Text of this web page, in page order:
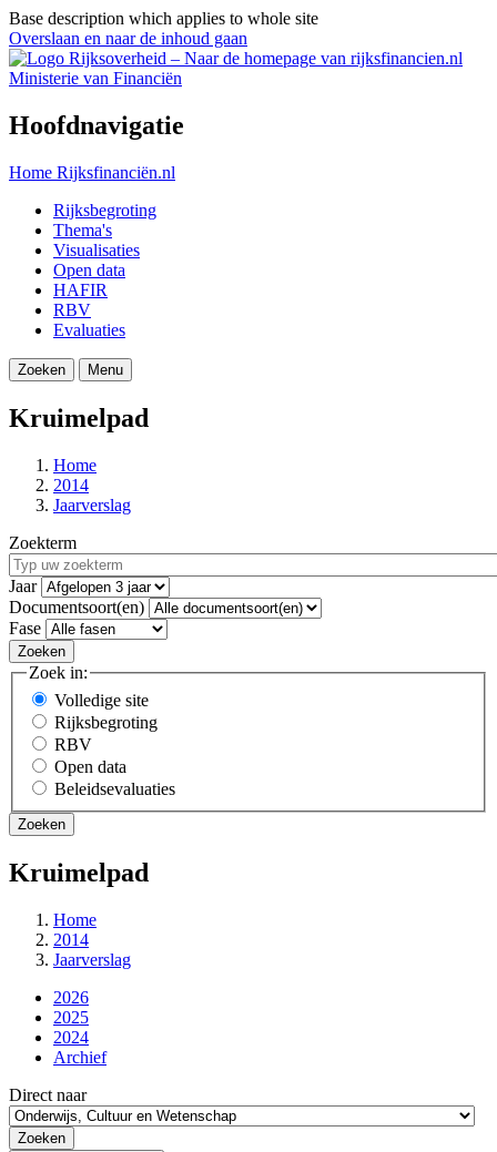
Base description which applies to whole site
Overslaan en naar de inhoud gaan
Ministerie van Financiën
Hoofdnavigatie
Home Rijksfinanciën.nl
Rijksbegroting
Thema's
Visualisaties
Open data
HAFIR
RBV
Evaluaties
Zoeken Menu
Kruimelpad
Home
2014
Jaarverslag
Zoekterm
Jaar
Documentsoort(en)
Fase
Zoek in:
Volledige site
Rijksbegroting
RBV
Open data
Beleidsevaluaties
Kruimelpad
Home
2014
Jaarverslag
2026
2025
2024
Archief
Direct naar